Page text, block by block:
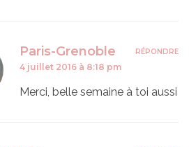
Paris-Grenoble
4 juillet 2016 à 8:18 pm
Merci, belle semaine à toi aussi
RÉPONDRE